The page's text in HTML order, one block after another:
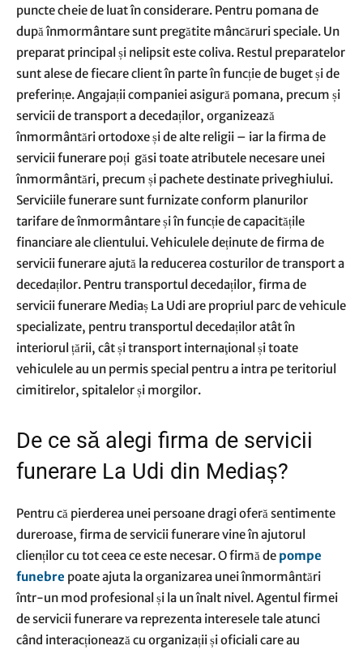
puncte cheie de luat în considerare. Pentru pomana de
după înmormântare sunt pregătite mâncăruri speciale. Un
preparat principal și nelipsit este coliva. Restul preparatelor
sunt alese de fiecare client în parte în funcție de buget și de
preferințe. Angajații companiei asigură pomana, precum și
servicii de transport a decedaților, organizează
înmormântări ortodoxe și de alte religii – iar la firma de
servicii funerare poți găsi toate atributele necesare unei
înmormântări, precum și pachete destinate priveghiului.
Serviciile funerare sunt furnizate conform planurilor
tarifare de înmormântare și în funcție de capacitățile
financiare ale clientului. Vehiculele deținute de firma de
servicii funerare ajută la reducerea costurilor de transport a
decedaților. Pentru transportul decedaților, firma de
servicii funerare Mediaș La Udi are propriul parc de vehicule
specializate, pentru transportul decedaților atât în
interiorul țării, cât și transport internaţional și toate
vehiculele au un permis special pentru a intra pe teritoriul
cimitirelor, spitalelor și morgilor.
De ce să alegi firma de servicii
funerare La Udi din Mediaș?
Pentru că pierderea unei persoane dragi oferă sentimente
dureroase, firma de servicii funerare vine în ajutorul
clienților cu tot ceea ce este necesar. O firmă de pompe
funebre poate ajuta la organizarea unei înmormântări
într-un mod profesional și la un înalt nivel. Agentul firmei
de servicii funerare va reprezenta interesele tale atunci
când interacționează cu organizații și oficiali care au